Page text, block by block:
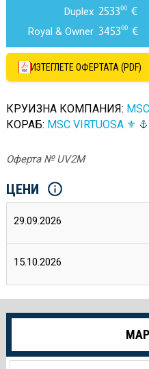
Duplex 253300€
Royal & Owner 345300€
ИЗТЕГЛЕТЕ ОФЕРТАТА (PDF)
КРУИЗНА КОМПАНИЯ:
КОРАБ: MSC VIRTUOSA ⚜
Оферта № UV2M
ЦЕНИ
29.09.2026
15.10.2026
Още
за